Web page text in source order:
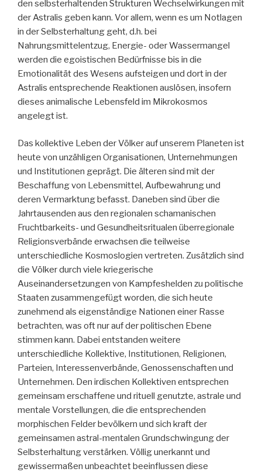
den selbsterhaltenden Strukturen Wechselwirkungen mit
der Astralis geben kann. Vor allem, wenn es um Notlagen
in der Selbsterhaltung geht, d.h. bei
Nahrungsmittelentzug, Energie- oder Wassermangel
werden die egoistischen Bedürfnisse bis in die
Emotionalität des Wesens aufsteigen und dort in der
Astralis entsprechende Reaktionen auslösen, insofern
dieses animalische Lebensfeld im Mikrokosmos
angelegt ist.
Das kollektive Leben der Völker auf unserem Planeten ist
heute von unzähligen Organisationen, Unternehmungen
und Institutionen geprägt. Die älteren sind mit der
Beschaffung von Lebensmittel, Aufbewahrung und
deren Vermarktung befasst. Daneben sind über die
Jahrtausenden aus den regionalen schamanischen
Fruchtbarkeits- und Gesundheitsritualen überregionale
Religionsverbände erwachsen die teilweise
unterschiedliche Kosmoslogien vertreten. Zusätzlich sind
die Völker durch viele kriegerische
Auseinandersetzungen von Kampfeshelden zu politische
Staaten zusammengefügt worden, die sich heute
zunehmend als eigenständige Nationen einer Rasse
betrachten, was oft nur auf der politischen Ebene
stimmen kann. Dabei entstanden weitere
unterschiedliche Kollektive, Institutionen, Religionen,
Parteien, Interessenverbände, Genossenschaften und
Unternehmen. Den irdischen Kollektiven entsprechen
gemeinsam erschaffene und rituell genutzte, astrale und
mentale Vorstellungen, die die entsprechenden
morphischen Felder bevölkern und sich kraft der
gemeinsamen astral-mentalen Grundschwingung der
Selbsterhaltung verstärken. Völlig unerkannt und
gewissermaßen unbeachtet beeinflussen diese